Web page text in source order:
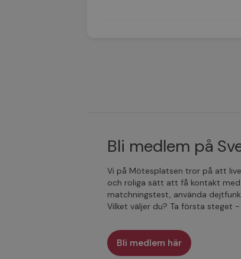
Bli medlem på
Vi på Mötesplatsen tror på att
och roliga sätt att få kontakt med
matchningstest, använda
Vilket väljer du? Ta första steget
Bli medlem här